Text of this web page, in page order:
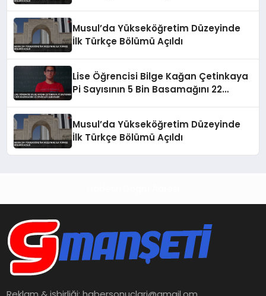
Musul’da Yükseköğretim Düzeyinde
İlk Türkçe Bölümü Açıldı
Lise Öğrencisi Bilge Kağan Çetinkaya
Pi Sayısının 5 Bin Basamağını 22
Musul’da Yükseköğretim Düzeyinde
İlk Türkçe Bölümü Açıldı